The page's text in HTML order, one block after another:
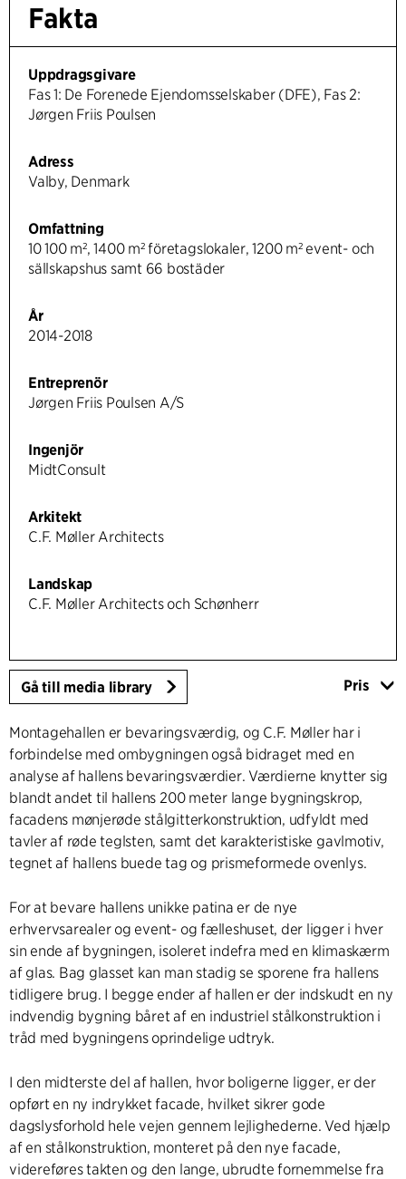
Fakta
Uppdragsgivare
Fas 1: De Forenede Ejendomsselskaber (DFE), Fas 2:
Jørgen Friis Poulsen
Adress
Valby, Denmark
Omfattning
10 100 m², 1400 m² företagslokaler, 1200 m² event- och
sällskapshus samt 66 bostäder
År
2014-2018
Entreprenör
Jørgen Friis Poulsen A/S
Ingenjör
MidtConsult
Arkitekt
C.F. Møller Architects
Landskap
C.F. Møller Architects och Schønherr
Gå till media library Pris
Montagehallen er bevaringsværdig, og C.F. Møller har i
forbindelse med ombygningen også bidraget med en
analyse af hallens bevaringsværdier. Værdierne knytter sig
blandt andet til hallens 200 meter lange bygningskrop,
facadens mønjerøde stålgitterkonstruktion, udfyldt med
tavler af røde teglsten, samt det karakteristiske gavlmotiv,
tegnet af hallens buede tag og prismeformede ovenlys.
For at bevare hallens unikke patina er de nye
erhvervsarealer og event- og fælleshuset, der ligger i hver
sin ende af bygningen, isoleret indefra med en klimaskærm
af glas. Bag glasset kan man stadig se sporene fra hallens
tidligere brug. I begge ender af hallen er der indskudt en ny
indvendig bygning båret af en industriel stålkonstruktion i
tråd med bygningens oprindelige udtryk.
I den midterste del af hallen, hvor boligerne ligger, er der
opført en ny indrykket facade, hvilket sikrer gode
dagslysforhold hele vejen gennem lejlighederne. Ved hjælp
af en stålkonstruktion, monteret på den nye facade,
videreføres takten og den lange, ubrudte fornemmelse fra